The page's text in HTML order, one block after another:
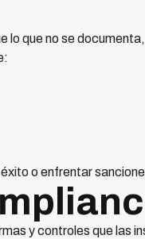
lo que no se
o enfrentar
y controles que las